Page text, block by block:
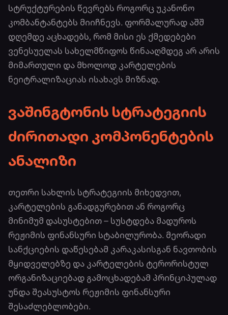
სტრუქტურების წევრებს როგორც უკანონო
კომბანტანტებს მიიჩნევს. ფორმალურად აშშ
დღემდე აცხადებს, რომ მისი ეს ქმედებები
ვენესუელას სახელმწიფოს წინააღმდეგ არ არის
მიმართული და მხოლოდ კარტელების
ნეიტრალიზაციას ისახავს მიზნად.
ვაშინგტონის სტრატეგიის
ძირითადი კომპონენტების
ანალიზი
თეთრი სახლის სტრატეგიის მიხედვით,
კარტელების განადგურებით ან როგორც
მინიმუმ დასუსტებით – სუსტდება მადუროს
რეჟიმის ფინანსური სტაბილურობა. მეორადი
სანქციების დაწესებამ კარაკასისგან ნავთობის
მყიდველებზე და კარტელების ტერორისტულ
ორგანიზაციებად გამოცხადებამ პრინციპულად
უნდა შეასუსტოს რეჟიმის ფინანსური
შესაძლებლობები.